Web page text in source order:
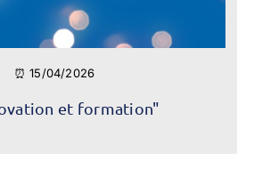
⏰ 15/04/2026
et formation"